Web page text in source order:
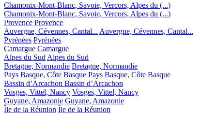
Chamonix-Mont-Blanc, Savoie, Vercors, Alpes du (...)
Chamonix-Mont-Blanc, Savoie, Vercors, Alpes du (...)
Provence Provence
Auvergne, Cévennes, Cantal... Auvergne, Cévennes, Cantal...
Pyrénées Pyrénées
Camargue Camargue
Alpes du Sud Alpes du Sud
Bretagne, Normandie Bretagne, Normandie
Pays Basque, Côte Basque Pays Basque, Côte Basque
Bassin d’Arcachon Bassin d’Arcachon
Vosges, Vittel, Nancy Vosges, Vittel, Nancy
Guyane, Amazonie Guyane, Amazonie
Île de la Réunion Île de la Réunion